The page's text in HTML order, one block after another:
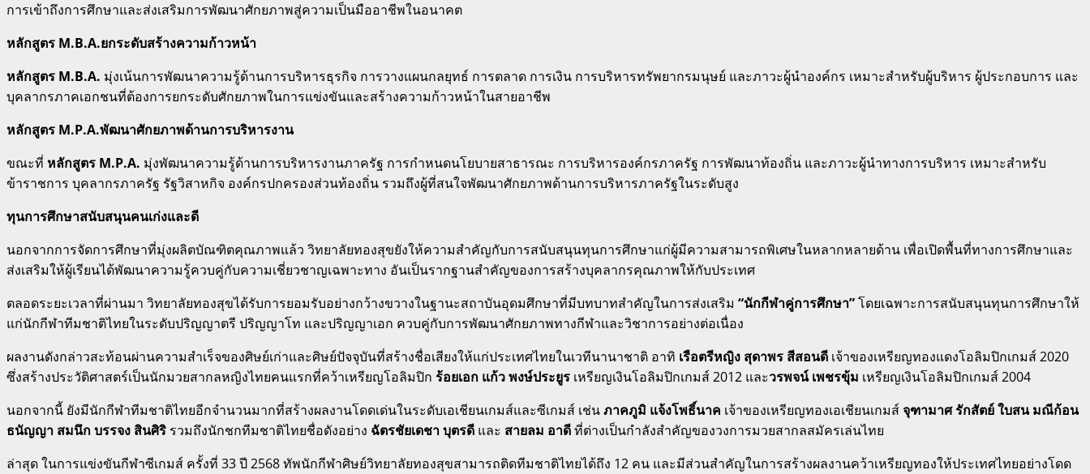
การเข้าถึงการศึกษาและส่งเสริมการพัฒนาศักยภาพสู่ความเป็นมืออาชีพในอนาคต
หลักสูตร M.B.A.ยกระดับสร้างความก้าวหน้า
หลักสูตร M.B.A. มุ่งเน้นการพัฒนาความรู้ด้านการบริหารธุรกิจ การวางแผนกลยุทธ์ การตลาด การเงิน การบริหารทรัพยากรมนุษย์ และภาวะผู้นำองค์กร เหมาะสำหรับผู้บริหาร ผู้ประกอบการ และ
บุคลากรภาคเอกชนที่ต้องการยกระดับศักยภาพในการแข่งขันและสร้างความก้าวหน้าในสายอาชีพ
หลักสูตร M.P.A.พัฒนาศักยภาพด้านการบริหารงาน
ขณะที่ หลักสูตร M.P.A. มุ่งพัฒนาความรู้ด้านการบริหารงานภาครัฐ การกำหนดนโยบายสาธารณะ การบริหารองค์กรภาครัฐ การพัฒนาท้องถิ่น และภาวะผู้นำทางการบริหาร เหมาะสำหรับ
ข้าราชการ บุคลากรภาครัฐ รัฐวิสาหกิจ องค์กรปกครองส่วนท้องถิ่น รวมถึงผู้ที่สนใจพัฒนาศักยภาพด้านการบริหารภาครัฐในระดับสูง
ทุนการศึกษาสนับสนุนคนเก่งและดี
นอกจากการจัดการศึกษาที่มุ่งผลิตบัณฑิตคุณภาพแล้ว วิทยาลัยทองสุขยังให้ความสำคัญกับการสนับสนุนทุนการศึกษาแก่ผู้มีความสามารถพิเศษในหลากหลายด้าน เพื่อเปิดพื้นที่ทางการศึกษาและ
ส่งเสริมให้ผู้เรียนได้พัฒนาความรู้ควบคู่กับความเชี่ยวชาญเฉพาะทาง อันเป็นรากฐานสำคัญของการสร้างบุคลากรคุณภาพให้กับประเทศ
ตลอดระยะเวลาที่ผ่านมา วิทยาลัยทองสุขได้รับการยอมรับอย่างกว้างขวางในฐานะสถาบันอุดมศึกษาที่มีบทบาทสำคัญในการส่งเสริม “นักกีฬาคู่การศึกษา”โดยเฉพาะการสนับสนุนทุนการศึกษาให้
แก่นักกีฬาทีมชาติไทยในระดับปริญญาตรี ปริญญาโท และปริญญาเอก ควบคู่กับการพัฒนาศักยภาพทางกีฬาและวิชาการอย่างต่อเนื่อง
ผลงานดังกล่าวสะท้อนผ่านความสำเร็จของศิษย์เก่าและศิษย์ปัจจุบันที่สร้างชื่อเสียงให้แก่ประเทศไทยในเวทีนานาชาติ อาทิ เรือตรีหญิง สุดาพร สีสอนดี เจ้าของเหรียญทองแดงโอลิมปิกเกมส์ 2020
ซึ่งสร้างประวัติศาสตร์เป็นนักมวยสากลหญิงไทยคนแรกที่คว้าเหรียญโอลิมปิก ร้อยเอก แก้ว พงษ์ประยูร เหรียญเงินโอลิมปิกเกมส์ 2012 และวรพจน์ เพชรขุ้ม เหรียญเงินโอลิมปิกเกมส์ 2004
นอกจากนี้ ยังมีนักกีฬาทีมชาติไทยอีกจำนวนมากที่สร้างผลงานโดดเด่นในระดับเอเชียนเกมส์และซีเกมส์ เช่นภาคภูมิ แจ้งโพธิ์นาค เจ้าของเหรียญทองเอเชียนเกมส์จุฑามาศ รักสัตย์ ใบสน มณีก้อน
ธนัญญา สมนึก บรรจง สินศิริ รวมถึงนักชกทีมชาติไทยชื่อดังอย่าง ฉัตรชัยเดชา บุตรดี และ สายลม อาดีที่ต่างเป็นกำลังสำคัญของวงการมวยสากลสมัครเล่นไทย
ล่าสุด ในการแข่งขันกีฬาซีเกมส์ ครั้งที่ 33 ปี 2568 ทัพนักกีฬาศิษย์วิทยาลัยทองสุขสามารถติดทีมชาติไทยได้ถึง 12 คน และมีส่วนสำคัญในการสร้างผลงานคว้าเหรียญทองให้ประเทศไทยอย่างโดด